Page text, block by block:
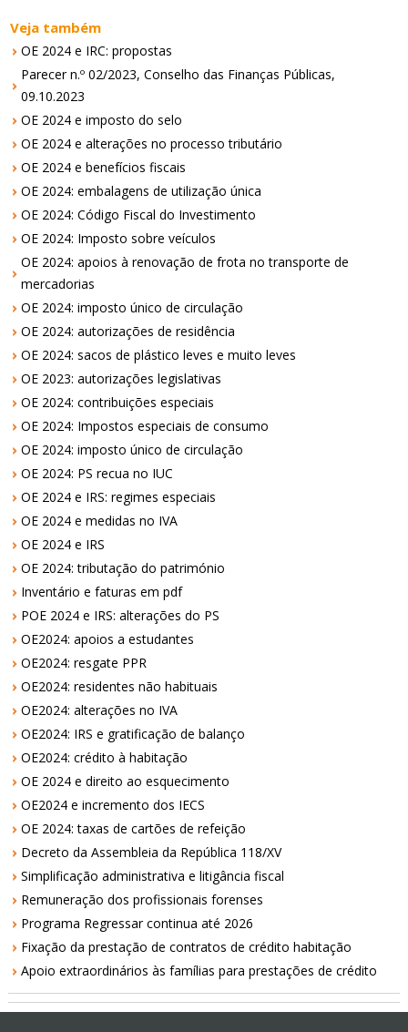
Veja também
OE 2024 e IRC: propostas
Parecer n.º 02/2023, Conselho das Finanças Públicas,
09.10.2023
OE 2024 e imposto do selo
OE 2024 e alterações no processo tributário
OE 2024 e benefícios fiscais
OE 2024: embalagens de utilização única
OE 2024: Código Fiscal do Investimento
OE 2024: Imposto sobre veículos
OE 2024: apoios à renovação de frota no transporte de
mercadorias
OE 2024: imposto único de circulação
OE 2024: autorizações de residência
OE 2024: sacos de plástico leves e muito leves
OE 2023: autorizações legislativas
OE 2024: contribuições especiais
OE 2024: Impostos especiais de consumo
OE 2024: imposto único de circulação
OE 2024: PS recua no IUC
OE 2024 e IRS: regimes especiais
OE 2024 e medidas no IVA
OE 2024 e IRS
OE 2024: tributação do património
Inventário e faturas em pdf
POE 2024 e IRS: alterações do PS
OE2024: apoios a estudantes
OE2024: resgate PPR
OE2024: residentes não habituais
OE2024: alterações no IVA
OE2024: IRS e gratificação de balanço
OE2024: crédito à habitação
OE 2024 e direito ao esquecimento
OE2024 e incremento dos IECS
OE 2024: taxas de cartões de refeição
Decreto da Assembleia da República 118/XV
Simplificação administrativa e litigância fiscal
Remuneração dos profissionais forenses
Programa Regressar continua até 2026
Fixação da prestação de contratos de crédito habitação
Apoio extraordinários às famílias para prestações de crédito